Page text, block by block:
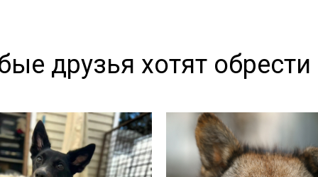
друзья хотят